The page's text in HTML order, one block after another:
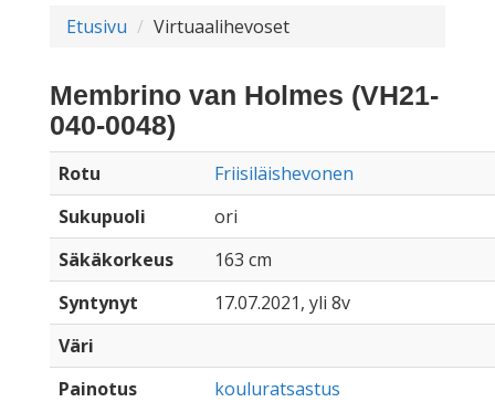
Etusivu Virtuaalihevoset
Membrino van Holmes (VH21-
040-0048)
Rotu
Friisiläishevonen
Sukupuoli
ori
Säkäkorkeus
163 cm
Syntynyt
17.07.2021, yli 8v
Väri
Painotus
kouluratsastus